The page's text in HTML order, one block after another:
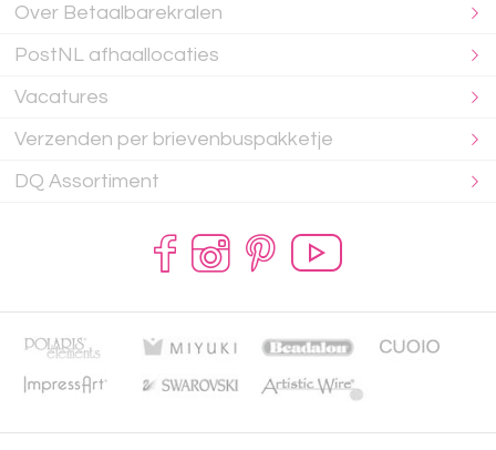
Over Betaalbarekralen
PostNL afhaallocaties
Vacatures
Verzenden per brievenbuspakketje
DQ Assortiment